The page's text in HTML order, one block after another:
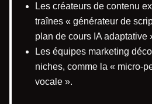
Les créateurs de contenu
traînes « générateur de
plan de cours IA adaptative
Les équipes marketing
niches, comme la « micro-
vocale ».